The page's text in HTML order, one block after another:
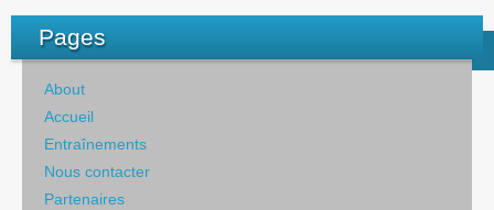
Pages
About
Accueil
Entraînements
Nous contacter
Partenaires